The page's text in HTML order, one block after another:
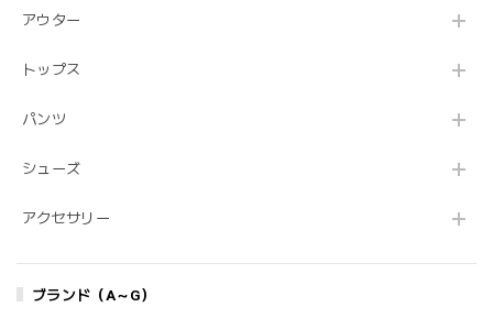
アウター
トップス
パンツ
シューズ
アクセサリー
ブランド（A～G）